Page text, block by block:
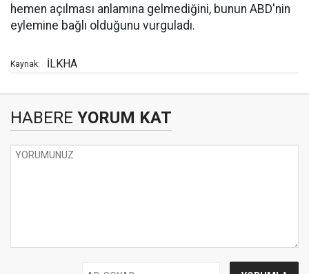
hemen açılması anlamına gelmediğini, bunun ABD'nin
eylemine bağlı olduğunu vurguladı.
Kaynak: İLKHA
HABERE YORUM KAT